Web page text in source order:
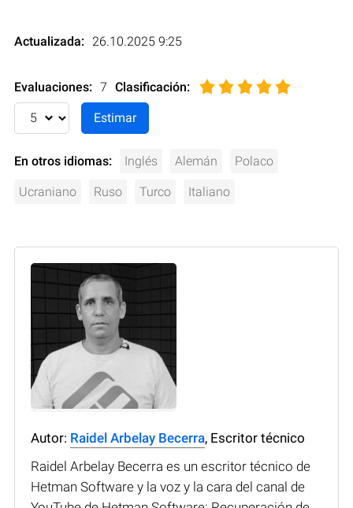
Actualizada: 26.10.2025 9:25
Evaluaciones: 7 Clasificación:
En otros idiomas: Inglés Alemán Polaco
Ucraniano Ruso Turco Italiano
Autor: Raidel Arbelay Becerra, Escritor técnico
Raidel Arbelay Becerra es un escritor técnico de
Hetman Software y la voz y la cara del canal de